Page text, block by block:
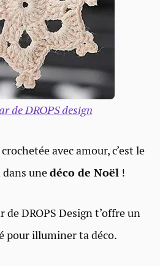
de DROPS design
crochetée avec amour, c’est le
unedéco de Noël !
DROPS Design t’offre un
pour illuminer ta déco.